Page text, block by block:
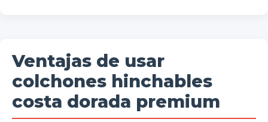
Ventajas de usar
colchones hinchables
costa dorada premium